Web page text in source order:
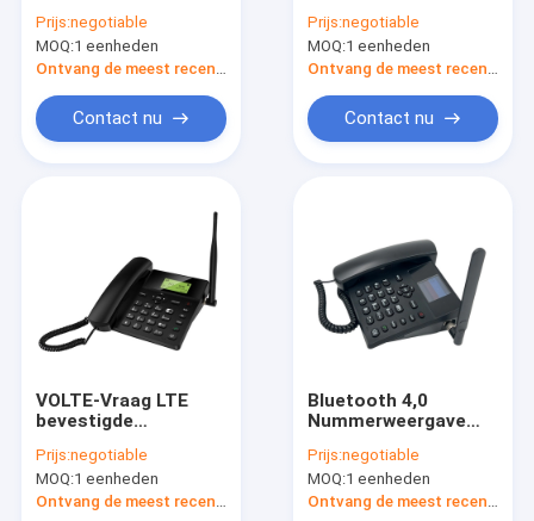
met Wifi-Hotspot
Prijs:negotiable
MOQ:1 eenheden
Contact nu
2,4 Duimvertoning
Prijs:negotiable
MOQ:1 eenheden
Contact nu
VOLTE-Vraag LTE
bevestigde
met WIFI-Hotspot
Bluetooth
Prijs:negotiable
MOQ:1 eenheden
Ontvang de meest recente Prijs
Bluetooth 4,0
Nummerweergave
Spraakoproep van 4G
de LTE Vaste
Draadloze
Prijs:negotiable
MOQ:1 eenheden
Ontvang de meest recente Prijs